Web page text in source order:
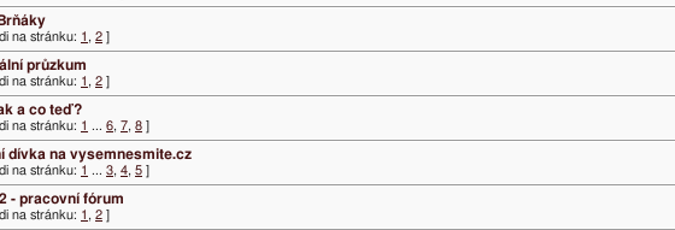
na stránku: 1 , 2 ]
průzkum
na stránku: 1 , 2 ]
a co teď?
na stránku: 1 ... 6, 7, 8 ]
dívka na vysemnesmite.cz
na stránku: 1 ... 3, 4, 5 ]
- pracovní fórum
na stránku: 1 , 2 ]